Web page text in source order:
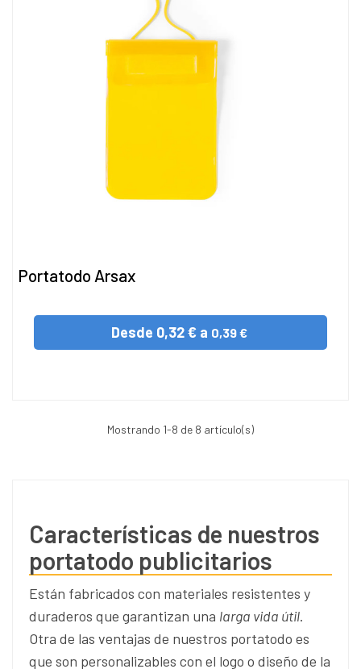
Portatodo Arsax
Desde 0,32 € a 0,39 €
Mostrando 1-8 de 8 artículo(s)
Características de nuestros
portatodo publicitarios
Están fabricados con materiales resistentes y
duraderos que garantizan una larga vida útil.
Otra de las ventajas de nuestros portatodo es
que son personalizables con el logo o diseño de la